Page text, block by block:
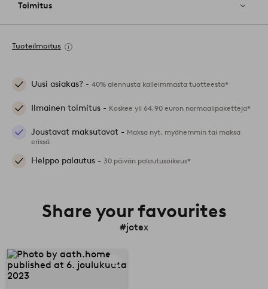
Toimitus
Tuoteilmoitus
Uusi asiakas? - 40% alennusta kalleimmasta tuotteesta*
Ilmainen toimitus - Koskee yli 64,90 euron normaalipaketteja*
Joustavat maksutavat - Maksa nyt, myöhemmin tai maksa
erissä
Helppo palautus - 30 päivän palautusoikeus*
Share your favourites
#jotex